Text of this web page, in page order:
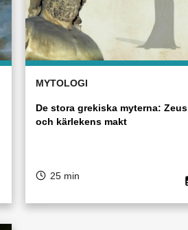
MYTOLOGI
De stora grekiska myterna: Zeus
och kärlekens makt
25 min